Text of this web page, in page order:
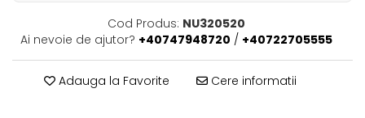
Cod Produs: NU320520
Ai nevoie de ajutor? +40747948720 / +40722705555
Adauga la Favorite Cere informatii